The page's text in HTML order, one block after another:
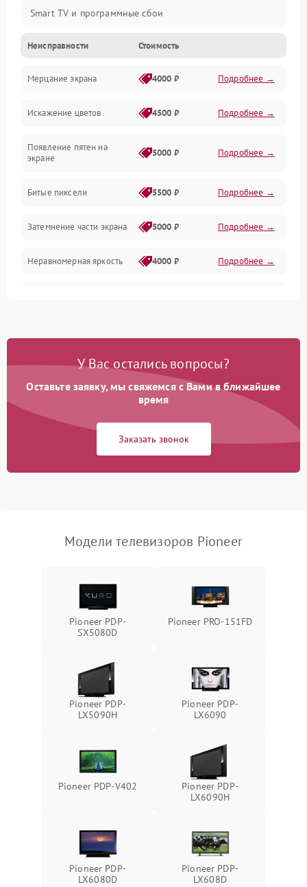
Smart TV и программные сбои
Питание и запуск
Подсветка и LED-модули
Звук и аудиосистема
Сигнал и приём каналов
Механические повреждения
Программное обеспечение
Сеть и подключения
Аудио
Сетевая
Неисправности Стоимость
Мерцание экрана 4000 ₽ Подробнее →
Искажение цветов 4500 ₽ Подробнее →
Появление пятен на
экране
5000 ₽ Подробнее →
Битые пиксели 5500 ₽ Подробнее →
Затемнение части экрана 5000 ₽ Подробнее →
Неравномерная яркость 4000 ₽ Подробнее →
У Вас остались вопросы?
Оставьте заявку, мы свяжемся с Вами в ближайшее
время
Заказать звонок
Модели телевизоров Pioneer
Pioneer PDP-
SX5080D
Pioneer PRO-151FD
Pioneer PDP-
LX5090H
Pioneer PDP-
LX6090
Pioneer PDP-V402
Pioneer PDP-
LX6090H
Pioneer PDP-
LX6080D
Pioneer PDP-
LX608D